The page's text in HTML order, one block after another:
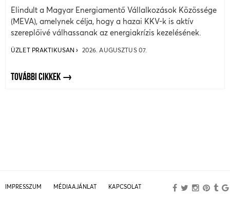
Elindult a Magyar Energiamentő Vállalkozások Közössége
(MEVA), amelynek célja, hogy a hazai KKV-k is aktív
szereplőivé válhassanak az energiakrízis kezelésének.
ÜZLET PRAKTIKUSAN 2026. AUGUSZTUS 07.
TOVÁBBI CIKKEK
IMPRESSZUM MÉDIAAJÁNLAT KAPCSOLAT